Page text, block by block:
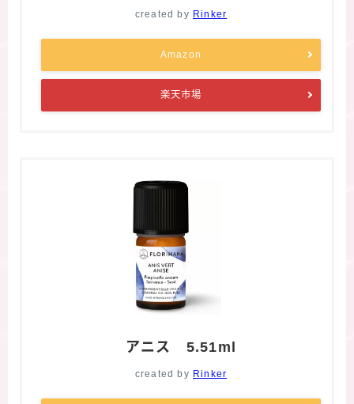
created by Rinker
Amazon
楽天市場
アニス 5.51ml
created by Rinker